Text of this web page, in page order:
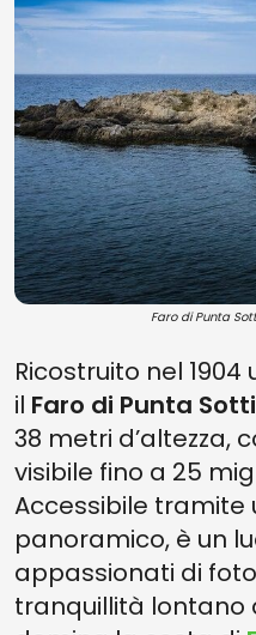
Faro di Punta
Ricostruito nel
il Faro di Punta
38 metri d’altezza,
visibile fino a 25
Accessibile tramite
panoramico, è un
appassionati di
tranquillità lontano